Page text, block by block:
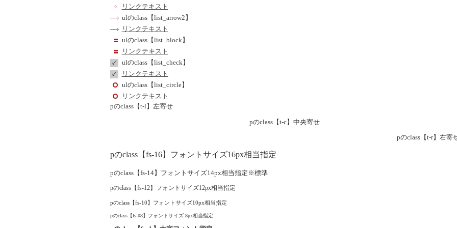
リンクテキスト
ulのclass【list_arrow2】
リンクテキスト
ulのclass【list_block】
リンクテキスト
ulのclass【list_check】
リンクテキスト
ulのclass【list_circle】
リンクテキスト
pのclass【t-l】左寄せ
pのclass【t-c】中央寄せ
pのclass【t-r】右寄
pのclass【fs-16】フォントサイズ16px相当指定
pのclass【fs-14】フォントサイズ14px相当指定※標準
pのclass【fs-12】フォントサイズ12px相当指定
pのclass【fs-10】フォントサイズ10px相当指定
pのclass【fs-08】フォントサイズ 8px相当指定